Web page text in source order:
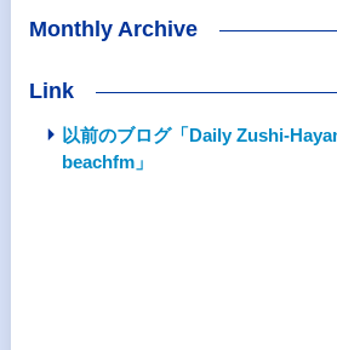
Monthly Archive
Link
以前のブログ「Daily Zushi-
beachfm」